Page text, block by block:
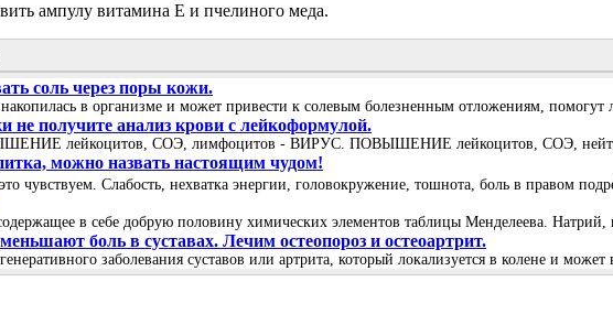
ампулу витамина Е и пчелиного меда.
соль через поры кожи.
в организме и может привести к солевым болезненным отложениям, помогут
не получите анализ крови с лейкоформулой.
лейкоцитов, СОЭ, лимфоцитов - ВИРУС. ПОВЫШЕНИЕ лейкоцитов, СОЭ,
можно назвать настоящим чудом!
чувствуем. Слабость, нехватка энергии, головокружение, тошнота, боль в правом
в себе добрую половину химических элементов таблицы Менделеева.
боль в суставах. Лечим остеопороз и остеоартрит.
заболевания суставов или артрита, который локализуется в колене и